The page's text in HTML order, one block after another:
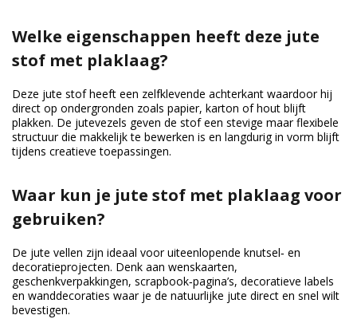
Welke eigenschappen heeft deze jute
stof met plaklaag?
Deze jute stof heeft een zelfklevende achterkant waardoor hij
direct op ondergronden zoals papier, karton of hout blijft
plakken. De jutevezels geven de stof een stevige maar flexibele
structuur die makkelijk te bewerken is en langdurig in vorm blijft
tijdens creatieve toepassingen.
Waar kun je jute stof met plaklaag voor
gebruiken?
De jute vellen zijn ideaal voor uiteenlopende knutsel‑ en
decoratieprojecten. Denk aan wenskaarten,
geschenkverpakkingen, scrapbook‑pagina’s, decoratieve labels
en wanddecoraties waar je de natuurlijke jute direct en snel wilt
bevestigen.